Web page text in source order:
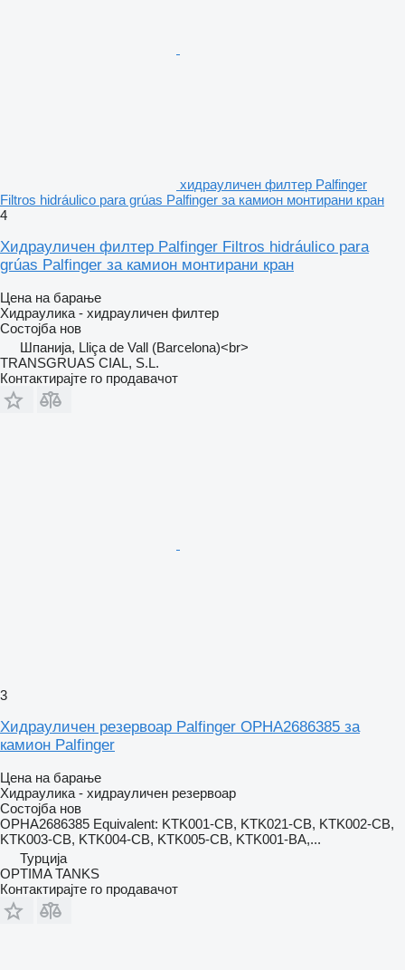
хидрауличен филтер Palfinger
Filtros hidráulico para grúas Palfinger за камион монтирани кран
4
Хидрауличен филтер Palfinger Filtros hidráulico para
grúas Palfinger за камион монтирани кран
Цена на барање
Хидраулика - хидрауличен филтер
Состојба нов
Шпанија, Lliça de Vall (Barcelona)<br>
TRANSGRUAS CIAL, S.L.
Контактирајте го продавачот
3
Хидрауличен резервоар Palfinger OPHA2686385 за
камион Palfinger
Цена на барање
Хидраулика - хидрауличен резервоар
Состојба нов
OPHA2686385 Equivalent: KTK001-CB, KTK021-CB, KTK002-CB,
KTK003-CB, KTK004-CB, KTK005-CB, KTK001-BA,...
Турција
OPTIMA TANKS
Контактирајте го продавачот